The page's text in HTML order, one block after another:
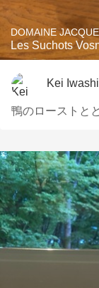
DOMAINE
Les Suchots
Kei
鴨のローストと